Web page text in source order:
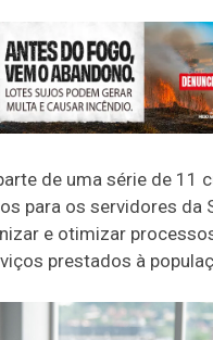
de uma série de 11
para os servidores da
e otimizar
prestados à